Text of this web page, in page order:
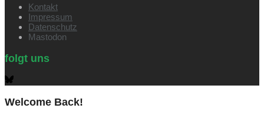
Kontakt
Impressum
Datenschutz
Mastodon
folgt uns
Welcome Back!